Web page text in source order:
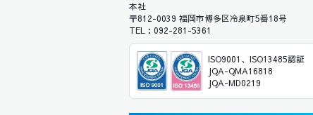
本社
〒812-0039 福岡市博多区冷泉町5番18号
TEL：092-281-5361
ISO9001、ISO13485認証
JQA-QMA16818
JQA-MD0219